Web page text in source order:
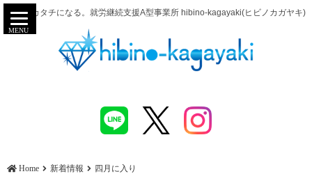
努力がカタチになる。就労継続支援A型事業所 hibino-kagayaki(ヒビノカガヤキ)
Home 新着情報 四月に入り
MENU